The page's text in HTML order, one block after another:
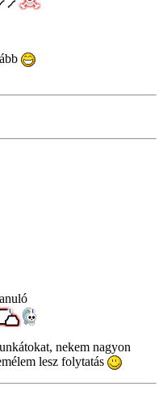
nekem nagyon
lesz folytatás